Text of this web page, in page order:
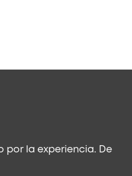
por la experiencia. De